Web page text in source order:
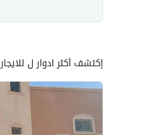
إكتشف أكثر ادوار ل للايجار